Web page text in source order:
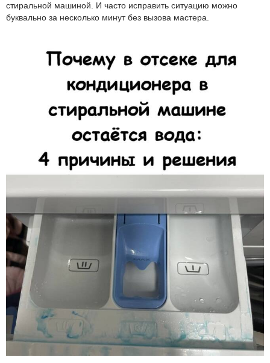
стиральной машиной. И часто исправить ситуацию можно
буквально за несколько минут без вызова мастера.